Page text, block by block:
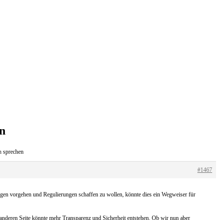
sprechen
#1467
vorgehen und Regulierungen schaffen zu wollen, könnte dies ein Wegweiser für
Seite könnte mehr Transparenz und Sicherheit entstehen. Ob wir nun aber